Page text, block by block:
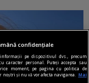
confidențiale
pe dispozitivul dvs., precum
caracter personal. Puteți accepta sau
moment, pe pagina cu politica de
și nu vă vor afecta navigarea.
Mai